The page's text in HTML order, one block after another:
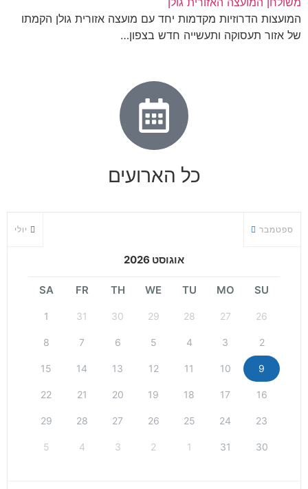
המועצות הדרוזיות מקדמות יחד עם מועצה אזורית גולן הקמתו
של אזור תעסוקה ותעשייה חדש בצפון…
כל הארועים
יולי
אוגוסט 2026
ספטמבר
SU
MO
TU
WE
TH
FR
SA
26
27
28
29
30
31
1
2
3
4
5
6
7
8
9
10
11
12
13
14
15
16
17
18
19
20
21
22
23
24
25
26
27
28
29
30
31
1
2
3
4
5